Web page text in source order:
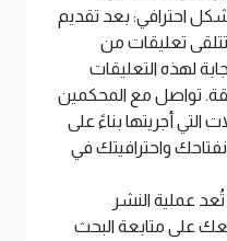
احترافي: بعد تقديم
تتلقى تعليقات من
لهذه التعليقات
تواصل مع المحكمين
التي أجريتها بناءً على
واحترافيتك في
عملية النشر
على متابعة البحث